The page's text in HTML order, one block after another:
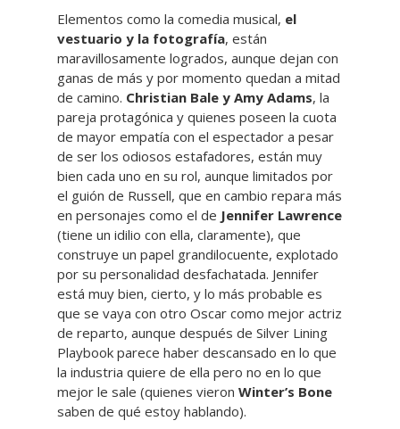
Elementos como la comedia musical, el
vestuario y la fotografía, están
maravillosamente logrados, aunque dejan con
ganas de más y por momento quedan a mitad
de camino. Christian Bale y Amy Adams, la
pareja protagónica y quienes poseen la cuota
de mayor empatía con el espectador a pesar
de ser los odiosos estafadores, están muy
bien cada uno en su rol, aunque limitados por
el guión de Russell, que en cambio repara más
en personajes como el de Jennifer Lawrence
(tiene un idilio con ella, claramente), que
construye un papel grandilocuente, explotado
por su personalidad desfachatada. Jennifer
está muy bien, cierto, y lo más probable es
que se vaya con otro Oscar como mejor actriz
de reparto, aunque después de Silver Lining
Playbook parece haber descansado en lo que
la industria quiere de ella pero no en lo que
mejor le sale (quienes vieron Winter’s Bone
saben de qué estoy hablando).